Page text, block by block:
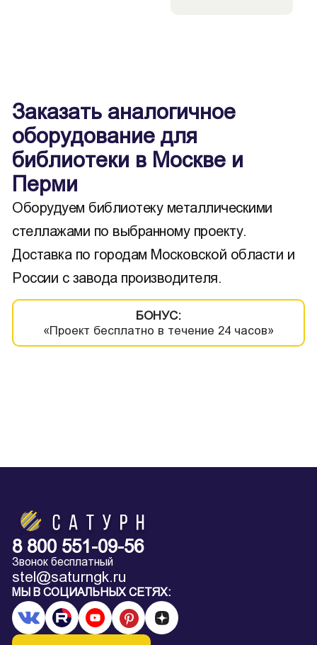
Заказать аналогичное
оборудование для
библиотеки в Москве и
Перми
Оборудуем библиотеку металлическими
стеллажами по выбранному проекту.
Доставка по городам Московской области и
России с завода производителя.
БОНУС:
«Проект бесплатно в течение 24 часов»
8 800 551-09-56
Звонок бесплатный
stel@saturngk.ru
МЫ В СОЦИАЛЬНЫХ СЕТЯХ: